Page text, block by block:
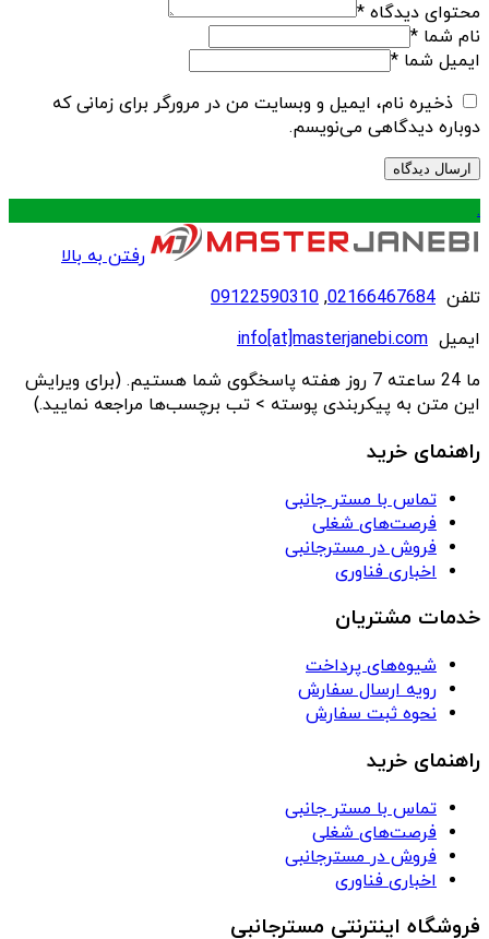
محتوای دیدگاه *
نام شما *
ایمیل شما *
ذخیره نام، ایمیل و وبسایت من در مرورگر برای زمانی که
دوباره دیدگاهی می‌نویسم.
.
رفتن به بالا
تلفن 02166467684
,
09122590310
ایمیل info[at]masterjanebi.com
ما 24 ساعته 7 روز هفته پاسخگوی شما هستیم. (برای ویرایش
این متن به پیکربندی پوسته > تب برچسب‌ها مراجعه نمایید.)
راهنمای خرید
تماس با مستر جانبی
فرصت‌های شغلی
فروش در مسترجانبی
اخباری فناوری
خدمات مشتریان
شیوه‌های پرداخت
رویه ارسال سفارش
نحوه ثبت سفارش
راهنمای خرید
تماس با مستر جانبی
فرصت‌های شغلی
فروش در مسترجانبی
اخباری فناوری
فروشگاه اینترنتی مسترجانبی